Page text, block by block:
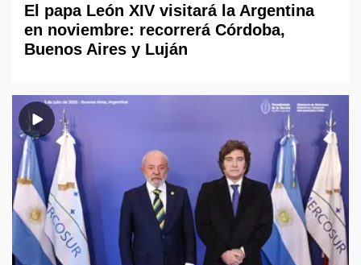
El papa León XIV visitará la Argentina
en noviembre: recorrerá Córdoba,
Buenos Aires y Luján